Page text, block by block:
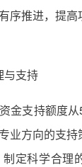
序推进，提
与支持
金支持额度
业方向的支
定科学合理